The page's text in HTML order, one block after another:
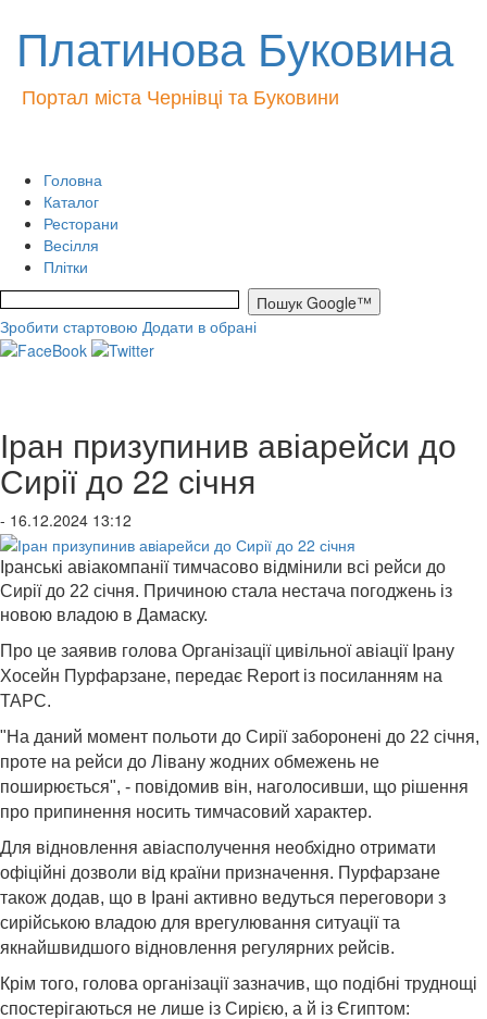
Платинова Буковина
Портал міста Чернівці та Буковини
Головна
Каталог
Ресторани
Весілля
Плітки
Зробити стартовою Додати в обрані
Іран призупинив авіарейси до
Сирії до 22 січня
- 16.12.2024 13:12
Іранські авіакомпанії тимчасово відмінили всі рейси до
Сирії до 22 січня. Причиною стала нестача погоджень із
новою владою в Дамаску.
Про це заявив голова Організації цивільної авіації Ірану
Хосейн Пурфарзане, передає Report із посиланням на
ТАРС.
"На даний момент польоти до Сирії заборонені до 22 січня,
проте на рейси до Лівану жодних обмежень не
поширюється", - повідомив він, наголосивши, що рішення
про припинення носить тимчасовий характер.
Для відновлення авіасполучення необхідно отримати
офіційні дозволи від країни призначення. Пурфарзане
також додав, що в Ірані активно ведуться переговори з
сирійською владою для врегулювання ситуації та
якнайшвидшого відновлення регулярних рейсів.
Крім того, голова організації зазначив, що подібні труднощі
спостерігаються не лише із Сирією, а й із Єгиптом: